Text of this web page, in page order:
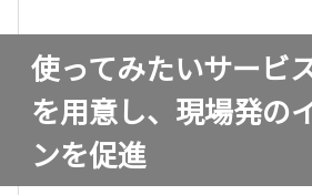
使ってみたいサービ
を用意し、現場発の
ンを促進